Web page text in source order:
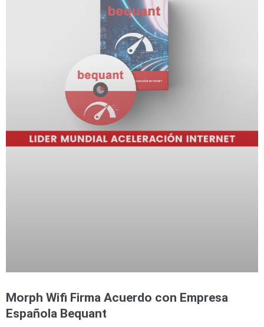
Morph Wifi Firma Acuerdo con Empresa
Española Bequant